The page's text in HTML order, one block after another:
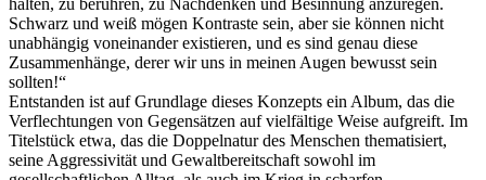
Schwarz und weiß mögen Kontraste sein, aber sie können nicht
unabhängig voneinander existieren, und es sind genau diese
Zusammenhänge, derer wir uns in meinen Augen bewusst sein
sollten!“
Entstanden ist auf Grundlage dieses Konzepts ein Album, das die
Verflechtungen von Gegensätzen auf vielfältige Weise aufgreift. Im
Titelstück etwa, das die Doppelnatur des Menschen thematisiert,
seine Aggressivität und Gewaltbereitschaft sowohl im